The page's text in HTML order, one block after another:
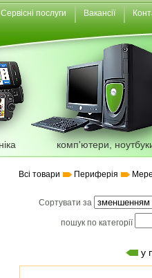
Сервісні послуги Вакансії
комп'ютери,
Всі товари Периферія
Сортувати за
пошук по категорії
у